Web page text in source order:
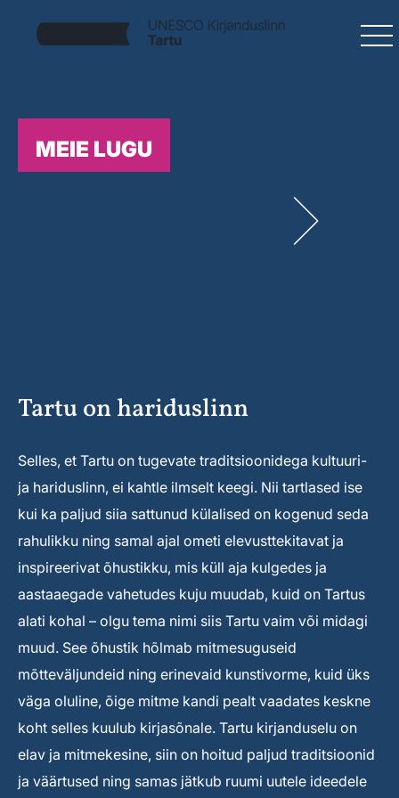
MEIE LUGU
Tartu on hariduslinn
Selles, et Tartu on tugevate traditsioonidega kultuuri-
ja hariduslinn, ei kahtle ilmselt keegi. Nii tartlased ise
kui ka paljud siia sattunud külalised on kogenud seda
rahulikku ning samal ajal ometi elevusttekitavat ja
inspireerivat õhustikku, mis küll aja kulgedes ja
aastaaegade vahetudes kuju muudab, kuid on Tartus
alati kohal – olgu tema nimi siis Tartu vaim või midagi
muud. See õhustik hõlmab mitmesuguseid
mõtteväljundeid ning erinevaid kunstivorme, kuid üks
väga oluline, õige mitme kandi pealt vaadates keskne
koht selles kuulub kirjasõnale. Tartu kirjanduselu on
elav ja mitmekesine, siin on hoitud paljud traditsioonid
ja väärtused ning samas jätkub ruumi uutele ideedele